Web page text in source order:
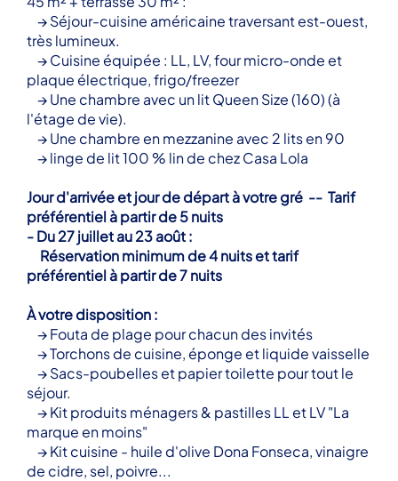
→ Séjour-cuisine américaine traversant est-ouest,
très lumineux.
→ Cuisine équipée : LL, LV, four micro-onde et
plaque électrique, frigo/freezer
→ Une chambre avec un lit Queen Size (160) (à
l'étage de vie).
→ Une chambre en mezzanine avec 2 lits en 90
→ linge de lit 100 % lin de chez Casa Lola
Jour d'arrivée et jour de départ à votre gré -- Tarif
préférentiel à partir de 5 nuits
- Du 27 juillet au 23 août :
Réservation minimum de 4 nuits et tarif
préférentiel à partir de 7 nuits
À votre disposition :
→ Fouta de plage pour chacun des invités
→ Torchons de cuisine, éponge et liquide vaisselle
→ Sacs-poubelles et papier toilette pour tout le
séjour.
→ Kit produits ménagers & pastilles LL et LV "La
marque en moins"
→ Kit cuisine - huile d'olive Dona Fonseca, vinaigre
de cidre, sel, poivre...